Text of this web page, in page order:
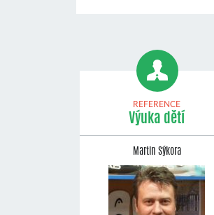
REFERENCE
Výuka dětí
Martin Sýkora